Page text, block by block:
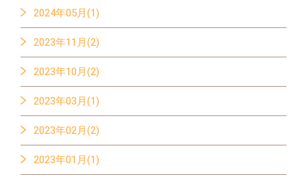
2024年05月(1)
2023年11月(2)
2023年10月(2)
2023年03月(1)
2023年02月(2)
2023年01月(1)